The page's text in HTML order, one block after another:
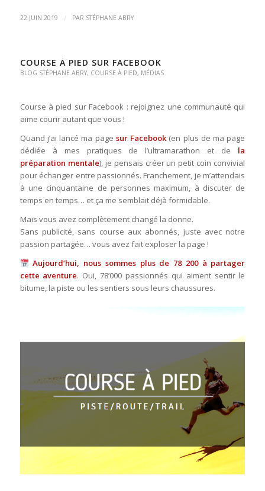
22 JUIN 2019 / PAR STÉPHANE ABRY
COURSE À PIED SUR FACEBOOK
BLOG STÉPHANE ABRY, COURSE À PIED, MÉDIAS
Course à pied sur Facebook : rejoignez une communauté qui
aime courir autant que vous !
Quand j’ai lancé ma page sur Facebook(en plus de ma page
dédiée à mes pratiques de l’ultramarathon et de la
préparation mentale), je pensais créer un petit coin convivial
pour échanger entre passionnés. Franchement, je m’attendais
à une cinquantaine de personnes maximum, à discuter de
temps en temps… et ça me semblait déjà formidable.
Mais vous avez complètement changé la donne.
Sans publicité, sans course aux abonnés, juste avec notre
passion partagée… vous avez fait exploser la page !
Aujourd’hui, nous sommes plus de 78 200 à partager
cette aventure. Oui, 78’000 passionnés qui aiment sentir le
bitume, la piste ou les sentiers sous leurs chaussures.